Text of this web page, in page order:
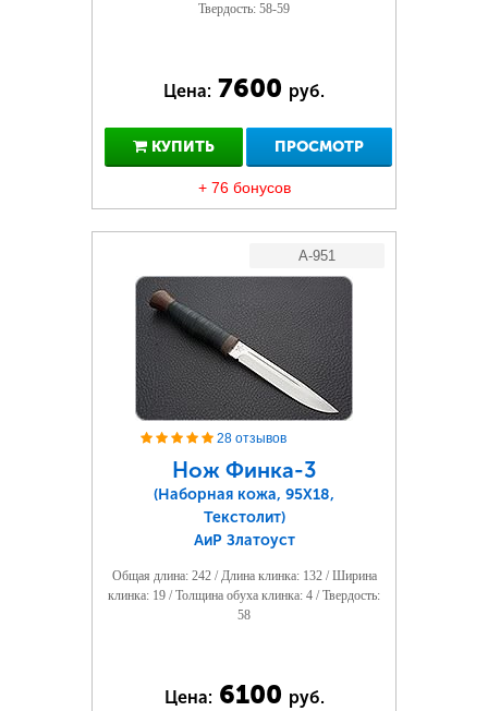
Твердость: 58-59
Цена: 7600 руб.
КУПИТЬ ПРОСМОТР
+ 76 бонусов
A-951
28 отзывов
Нож Финка-3
(Наборная кожа, 95Х18,
Текстолит)
АиР Златоуст
Общая длина: 242 / Длина клинка: 132 / Ширина
клинка: 19 / Толщина обуха клинка: 4 / Твердость:
58
Цена: 6100 руб.